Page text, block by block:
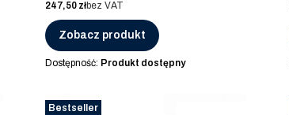
Cena
247,50 złbez VAT
Zobacz produkt
Dostępność: Produkt dostępny
Bestseller